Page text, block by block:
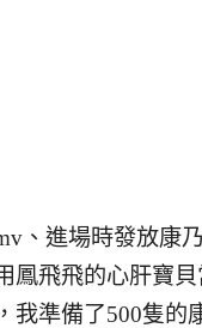
、進場時發放康
鳳飛飛的心肝寶
我準備了500隻